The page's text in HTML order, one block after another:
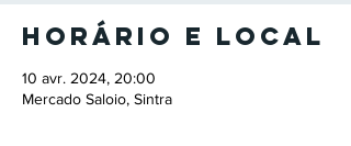
Horário e local
10 avr. 2024, 20:00
Mercado Saloio, Sintra